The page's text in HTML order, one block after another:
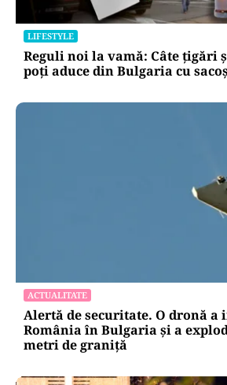
LIFESTYLE
Reguli noi la vamă: Câte țigări
poți aduce din Bulgaria cu
ACTUALITATE
Alertă de securitate. O dronă a
România în Bulgaria şi a
metri de graniţă